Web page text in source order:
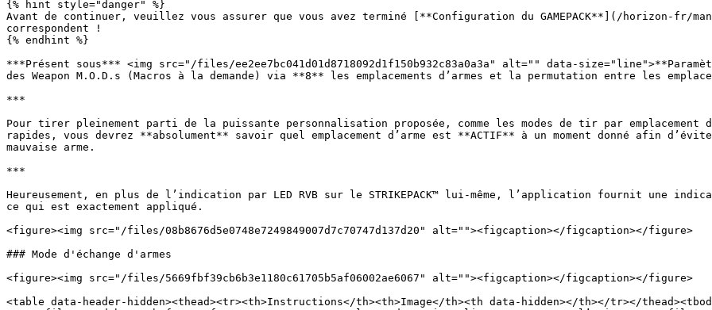
{% hint style="danger" %}
Avant de continuer, veuillez vous assurer que vous avez terminé [**Configuration du GAMEPACK**](/horizon-fr/
correspondent !
{% endhint %}
***Présent sous*** <img src="/files/ee2ee7bc041d01d8718092d1f150b932c83a0a3a" alt="" data-
des Weapon M.O.D.s (Macros à la demande) via **8** les emplacements d’armes et la permutation entre les
***
Pour tirer pleinement parti de la puissante personnalisation proposée, comme les modes de tir par
rapides, vous devrez **absolument** savoir quel emplacement d’arme est **ACTIF** à un moment donné afin
mauvaise arme.
***
Heureusement, en plus de l’indication par LED RVB sur le STRIKEPACK™ lui-même, l’application fournit une
ce qui est exactement appliqué.
<figure><img src="/files/08b8676d5e0748e7249849007d7c70747d137d20" alt=""><figcaption></figcaption></figure>
### Mode d'échange d'armes
<figure><img src="/files/5669fbf39cb6b3e1180c61705b5af06002ae6067" alt=""><figcaption></figcaption></figure>
<table data-header-hidden><thead><tr><th>Instructions</th><th>Image</th><th data-hidden></th></tr></